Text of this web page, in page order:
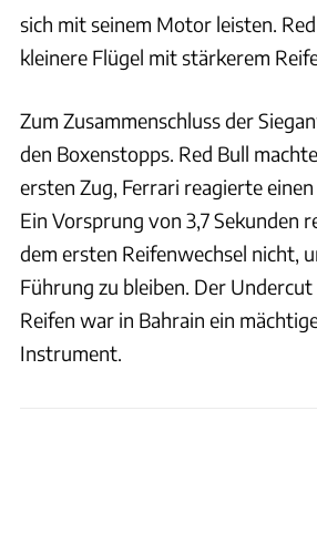
sich mit seinem Motor leisten.
kleinere Flügel mit stärkerem
Zum Zusammenschluss der
den Boxenstopps. Red Bull
ersten Zug, Ferrari reagierte
Ein Vorsprung von 3,7 Sekunden
dem ersten Reifenwechsel nicht,
Führung zu bleiben. Der
Reifen war in Bahrain ein
Instrument.